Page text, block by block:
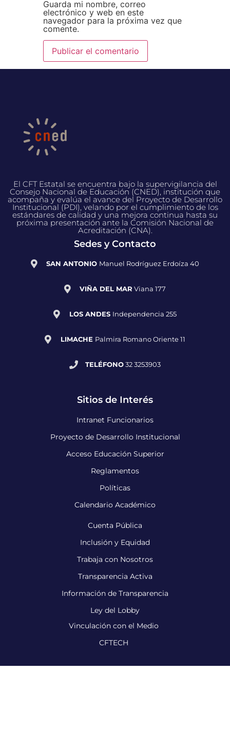
Guarda mi nombre, correo
electrónico y web en este
navegador para la próxima vez que
comente.
El CFT Estatal se encuentra bajo la supervigilancia del
Consejo Nacional de Educación (CNED), institución que
acompaña y evalúa el avance del Proyecto de Desarrollo
Institucional (PDI), velando por el cumplimiento de los
estándares de calidad y una mejora continua hasta su
próxima presentación ante la Comisión Nacional de
Acreditación (CNA).
Sedes y Contacto
SAN ANTONIO Manuel Rodríguez Erdoíza 40
VIÑA DEL MAR Viana 177
LOS ANDES Independencia 255
LIMACHE Palmira Romano Oriente 11
TELÉFONO32 3253903
Sitios de Interés
Intranet Funcionarios
Proyecto de Desarrollo Institucional
Acceso Educación Superior
Reglamentos
Políticas
Calendario Académico
Cuenta Pública
Inclusión y Equidad
Trabaja con Nosotros
Transparencia Activa
Información de Transparencia
Ley del Lobby
Vinculación con el Medio
CFTECH